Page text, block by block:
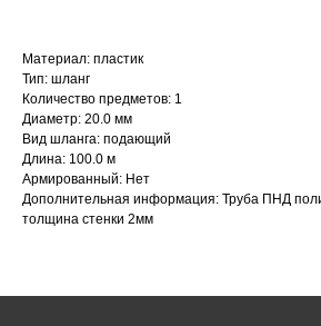
Материал: пластик
Тип: шланг
Количество предметов: 1
Диаметр: 20.0 мм
Вид шланга: подающий
Длина: 100.0 м
Армированный: Нет
Дополнительная информация: Труба ПНД
толщина стенки 2мм